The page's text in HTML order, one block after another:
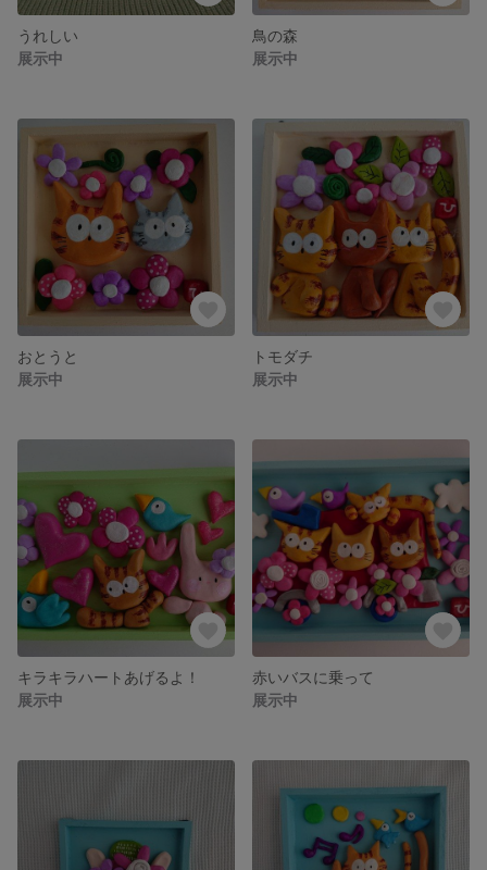
うれしい
展示中
鳥の森
展示中
おとうと
展示中
トモダチ
展示中
キラキラハートあげるよ！
展示中
赤いバスに乗って
展示中